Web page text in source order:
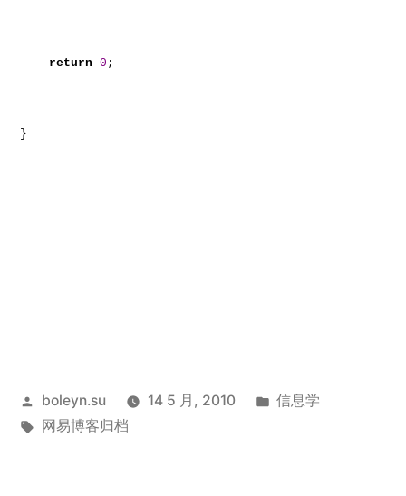
return 0 ;
}
发
布
boleyn.su 14 5 月, 2010
发
信息学
标
网易博客归档